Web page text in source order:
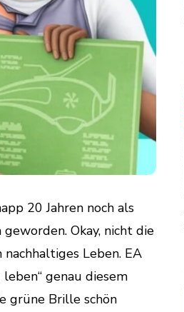
20 Jahren noch als
Okay, nicht die
Leben. EA
genau diesem
grüne Brille schön